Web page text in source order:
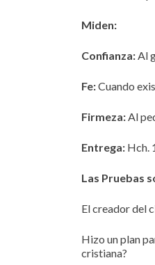
Miden:
Confianza:Al
Fe:Cuando
Firmeza:Al
Entrega: Hch.
Las Pruebas
El creador del
Hizo un plan
cristiana?